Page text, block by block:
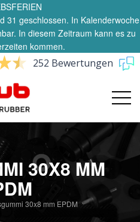
31 geschlossen. In Kalenderwoche
In diesem Zeitraum kann es zu
kommen.
252 Bewertungen
30X8 MM
30x8 mm EPDM